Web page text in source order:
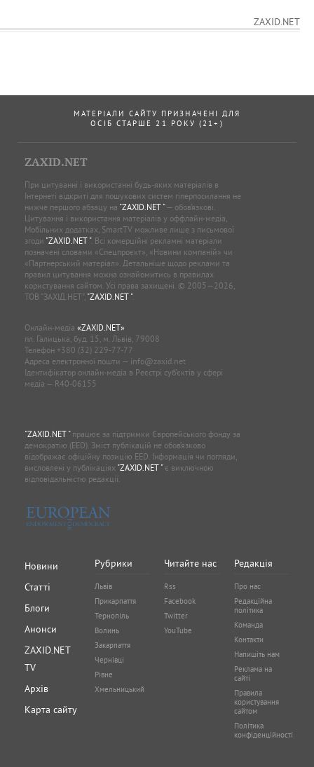
ZAXID.NET
МАТЕРІАЛИ САЙТУ ПРИЗНАЧЕНІ ДЛЯ
ОСІБ СТАРШЕ 21 РОКУ (21+)
ZAXID.NET
При цитуванні і використанні будь-яких матеріалів в
Інтернеті відкриті для пошукових систем гіперпосилання не
нижче першого абзацу на "ZAXID.NET "— обов’язкові.
Цитування і використання матеріалів у оффлайн-медіа,
Мобільних додатках, SmartTV можливе лише з письмової
згоди "ZAXID.NET ". Всі комерційні рекламні матеріали
позначені словами «Спецпроєкт», «Новини компаній» чи
«Партнерський матеріал». Детальніше щодо реклами та
правил цитування можна ознайомитись в правилах
користування сайтом. Усі права захищені. © 2005—2026,
ТОВ “ЗАХІД.НЕТ”, "ZAXID.NET ".
Онлайн-медіа «ZAXID.NET»
пл. Галицька, буд. 15, м. Львів, 79008
Телефон +380 (32) 229-77-77
Адреса електронної пошти — info@zaxid.net
Ідентифікатор онлайн-медіа в Реєстрі суб'єктів у сфері
медіа — R40-06155
"ZAXID.NET "працює за підтримки Європейського фонду за
демократію (EED). Зміст публікацій не обов’язково
відображає офіційну позицію EED. Інформація чи погляди,
висловлені у публікаціях "ZAXID.NET "є виключною
відповідальністю редакції.
Новини
Статті
Блоги
Анонси
ZAXID.NET
TV
Архів
Карта сайту
Рубрики
Львів
Прикарпаття
Тернопіль
Волинь
Закарпаття
Чернівці
Рівне
Хмельницький
Читайте нас
Rss
Facebook
Twitter
YouTube
Редакція
Про нас
Редакційна
політика
Команда
Контакти
Напишіть нам
Реклама на
сайті
Правила
користування
сайтом
Політика
конфіденційності